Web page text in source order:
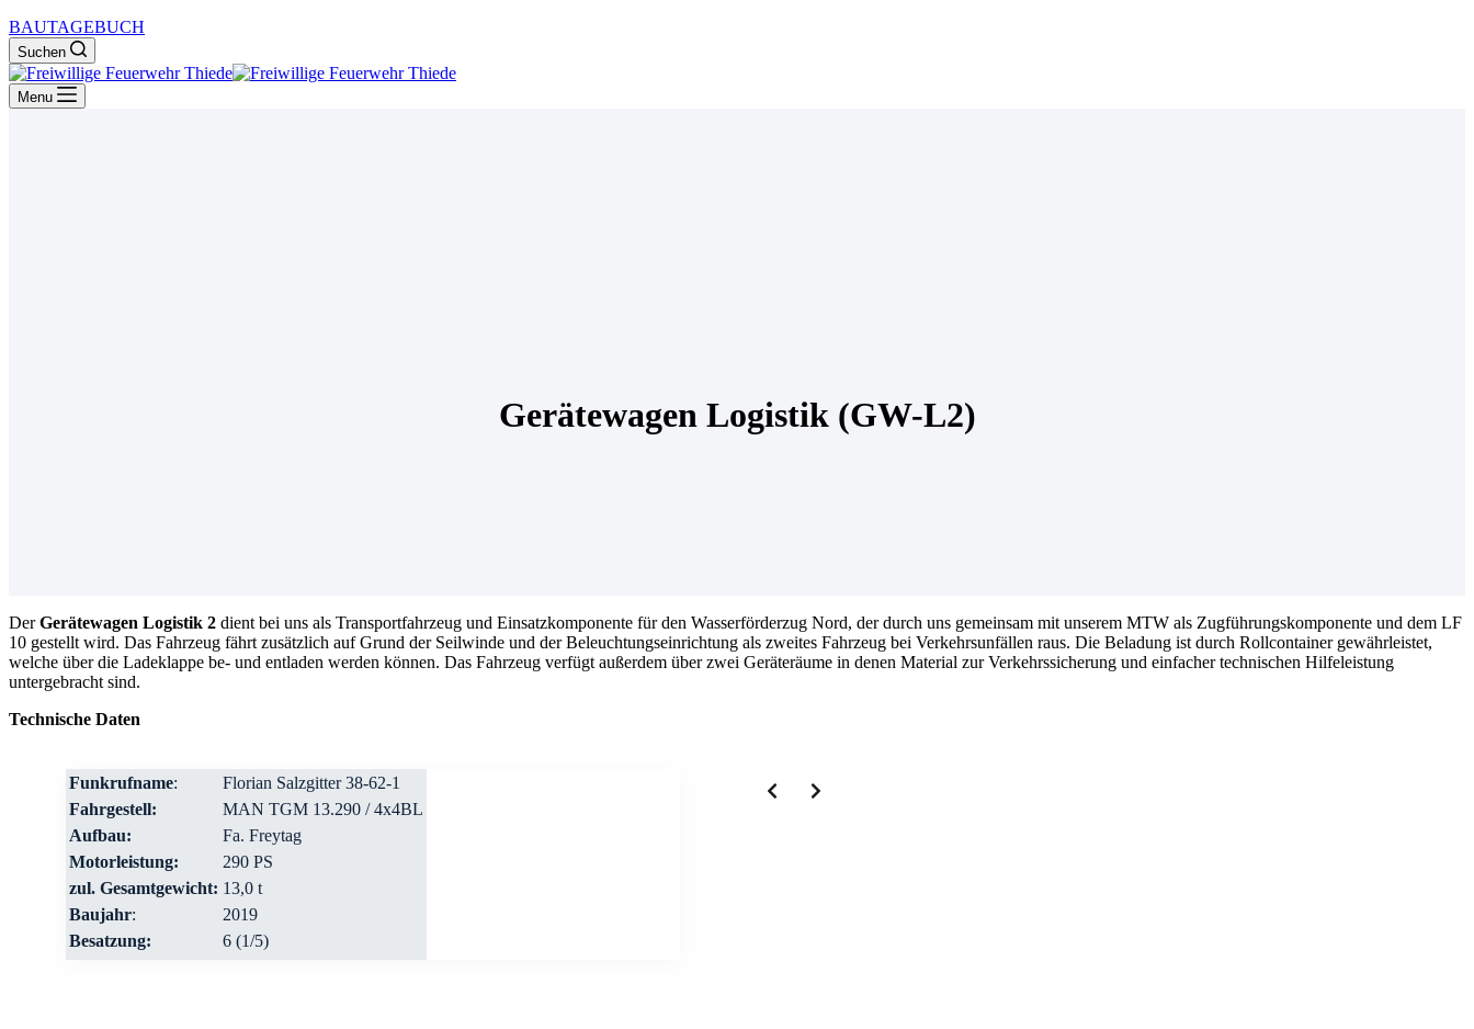
BAUTAGEBUCH
Suchen
Menu
Gerätewagen Logistik (GW-L2)
DerGerätewagen Logistik 2 dient bei uns als Transportfahrzeug und Einsatzkomponente für den Wasserförderzug Nord, der durch uns gemeinsam mit unserem MTW als Zugführungskomponente und dem LF
10 gestellt wird. Das Fahrzeug fährt zusätzlich auf Grund der Seilwinde und der Beleuchtungseinrichtung als zweites Fahrzeug bei Verkehrsunfällen raus. Die Beladung ist durch Rollcontainer gewährleistet,
welche über die Ladeklappe be- und entladen werden können. Das Fahrzeug verfügt außerdem über zwei Geräteräume in denen Material zur Verkehrssicherung und einfacher technischen Hilfeleistung
untergebracht sind.
Technische Daten
Funkrufname:
Florian Salzgitter 38-62-1
Fahrgestell:
MAN TGM 13.290 / 4x4BL
Aufbau:
Fa. Freytag
Motorleistung:
290 PS
zul. Gesamtgewicht: 13,0 t
Baujahr:
2019
Besatzung:
6 (1/5)